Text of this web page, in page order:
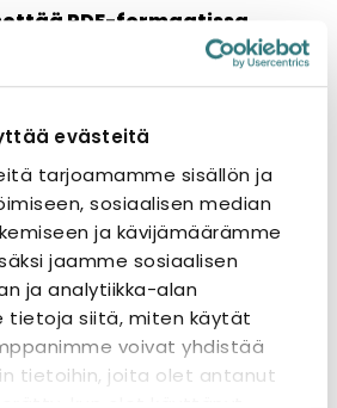
evästeitä
tarjoamamme sisällön ja
sosiaalisen median
ja kävijämäärämme
jaamme sosiaalisen
ja analytiikka-alan
tietoja siitä, miten käytät
voivat yhdistää
tietoihin, joita olet antanut
PDF-formaatissa
seuraavilla
sisältäen yhden laskun kaikki
lähettää yhdessä
Kaikilla tiedostoilla tulee olla
maksimissaan olla 10Mb
tulee olla aitoja PDF-
1.3 tai uudempi
saa olla lukittuja tai